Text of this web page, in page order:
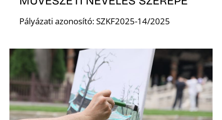
Pályázati azonosító: SZKF2025-14/2025